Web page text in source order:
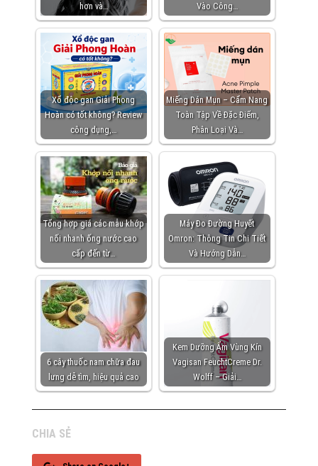
hơn và…
Vào Công…
Xổ độc gan Giải Phong
Hoàn có tốt không? Review
công dụng,…
Miếng Dán Mụn – Cẩm Nang
Toàn Tập Về Đặc Điểm,
Phân Loại Và…
Tổng hợp giá các mẫu khớp
nối nhanh ống nước cao
cấp đến từ…
Máy Đo Đường Huyết
Omron: Thông Tin Chi Tiết
Và Hướng Dẫn…
6 cây thuốc nam chữa đau
lưng dễ tìm, hiệu quả cao
Kem Dưỡng Ẩm Vùng Kín
Vagisan FeuchtCreme Dr.
Wolff – Giải…
CHIA SẺ